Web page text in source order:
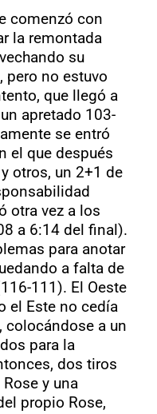
comenzó con
la remontada
su
pero no estuvo
que llegó a
apretado 103-
se entró
el que después
otros, un 2+1 de
otra vez a los
a 6:14 del final).
para anotar
a falta de
111). El Oeste
el Este no cedía
colocándose a un
para la
dos tiros
y una
propio Rose,